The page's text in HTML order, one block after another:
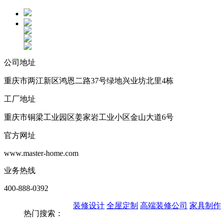
公司地址
重庆市两江新区鸿恩二路37号绿地兴业坊北里4栋
工厂地址
重庆市铜梁工业园区姜家岩工业小区金山大道6号
官方网址
www.master-home.com
业务热线
400-888-0392
热门搜索：
装修设计 全屋定制 高端装修公司 家具制